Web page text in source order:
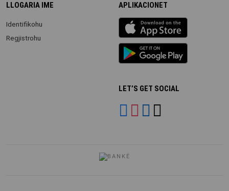
LLOGARIA IME
Identifikohu
Regjistrohu
APLIKACIONET
iOS
app
Android
App
LET’S GET SOCIAL